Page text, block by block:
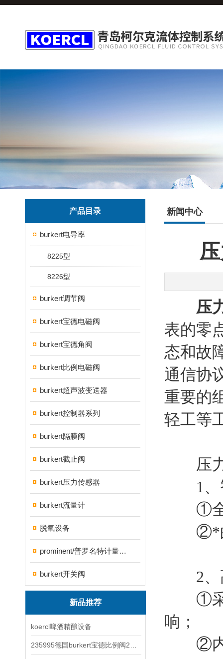
产品目录
burkert电导率
8225型
8226型
burkert调节阀
burkert宝德电磁阀
burkert宝德角阀
burkert比例电磁阀
burkert超声波变送器
burkert控制器系列
burkert隔膜阀
burkert截止阀
burkert压力传感器
burkert流量计
脱氧设备
prominent/普罗名特计量泵系列
burkert开关阀
新品推荐
koercl啤酒精酿设备
新闻中心
压
表的零
态和故
通信协
重要的
轻工等
压力
1、
①全中
②*的
2、
①采用
响；
②内